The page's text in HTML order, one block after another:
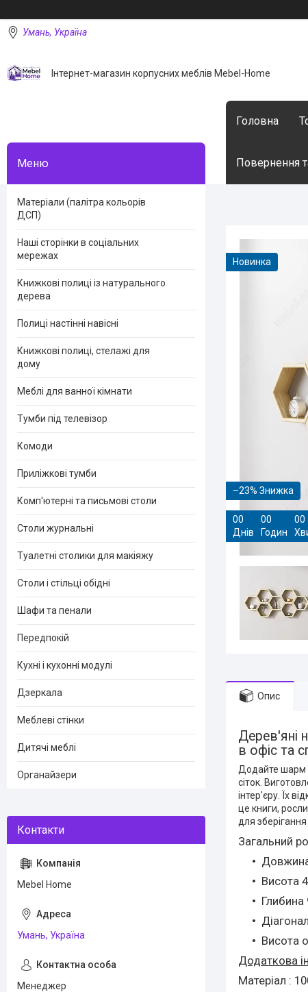
Умань, Україна
Інтернет-магазин корпусних меблів Mebel-Home
Головна
Повернення
Новинка
–23%
00
Днів
00
Годин
00
Опис
Дерев'яні
в офіс та
Додайте шарм
сіток.
інтер'єру. Їх
це книги,
для
Загальний
Висота
Глибина
Висота
Додаткова
Матеріал :
Матеріали (палітра кольорів
ДСП)
Наші сторінки в соціальних
мережах
Книжкові полиці із натурального
дерева
Полиці настінні навісні
Книжкові полиці, стелажі для
дому
Меблі для ванної кімнати
Тумби під телевізор
Комоди
Приліжкові тумби
Комп'ютерні та письмові столи
Столи журнальні
Туалетні столики для макіяжу
Столи і стільці обідні
Шафи та пенали
Передпокій
Кухні і кухонні модулі
Дзеркала
Меблеві стінки
Дитячі меблі
Органайзери
Mebel Home
Умань, Україна
Менеджер